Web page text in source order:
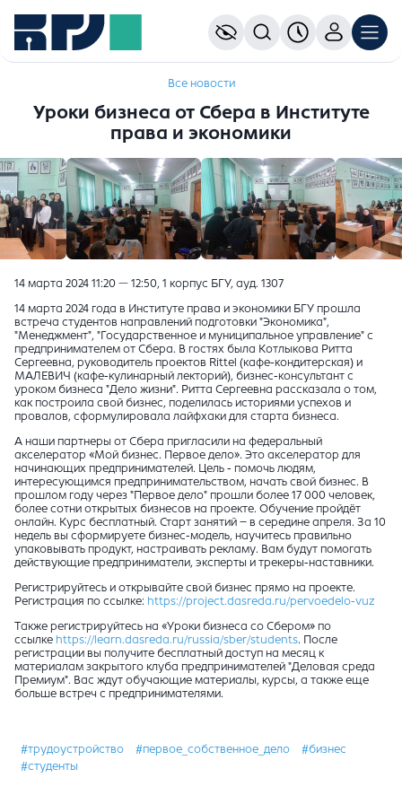
Все новости
Уроки бизнеса от Сбера в Институте
права и экономики
14 марта 2024 11:20 — 12:50, 1 корпус БГУ, ауд. 1307
14 марта 2024 года в Институте права и экономики БГУ прошла
встреча студентов направлений подготовки "Экономика",
"Менеджмент", "Государственное и муниципальное управление" с
предпринимателем от Сбера. В гостях была Котлыкова Ритта
Сергеевна, руководитель проектов Rittel (кафе-кондитерская) и
МАЛЕВИЧ (кафе-кулинарный лекторий), бизнес-консультант с
уроком бизнеса "Дело жизни". Ритта Сергеевна рассказала о том,
как построила свой бизнес, поделилась историями успехов и
провалов, сформулировала лайфхаки для старта бизнеса.
А наши партнеры от Сбера пригласили на федеральный
акселератор «Мой бизнес. Первое дело». Это акселератор для
начинающих предпринимателей. Цель - помочь людям,
интересующимся предпринимательством, начать свой бизнес. В
прошлом году через "Первое дело" прошли более 17 000 человек,
более сотни открытых бизнесов на проекте. Обучение пройдёт
онлайн. Курс бесплатный. Старт занятий – в середине апреля. За 10
недель вы сформируете бизнес-модель, научитесь правильно
упаковывать продукт, настраивать рекламу. Вам будут помогать
действующие предприниматели, эксперты и трекеры-наставники.
Регистрируйтесь и открывайте свой бизнес прямо на проекте.
Регистрация по ссылке: https://project.dasreda.ru/pervoedelo-vuz
Также регистрируйтесь на «Уроки бизнеса со Сбером» по
ссылке https://learn.dasreda.ru/russia/sber/students. После
регистрации вы получите бесплатный доступ на месяц к
материалам закрытого клуба предпринимателей "Деловая среда
Премиум". Вас ждут обучающие материалы, курсы, а также еще
больше встреч с предпринимателями.
#трудоустройство #первое_собственное_дело
#бизнес
#студенты